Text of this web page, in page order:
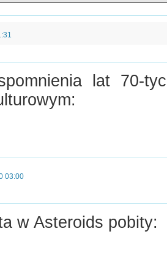
lat 70-
03:00
w Asteroids pobity: